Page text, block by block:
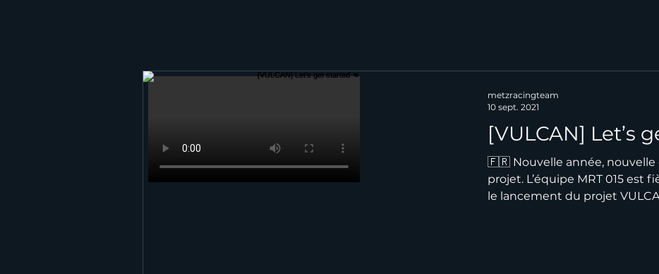
[VULCAN] Let’s
🇫🇷 Nouvelle année, nouvelle
projet. L’équipe MRT 015 est
le lancement du projet
metzracingteam
10 sept. 2021